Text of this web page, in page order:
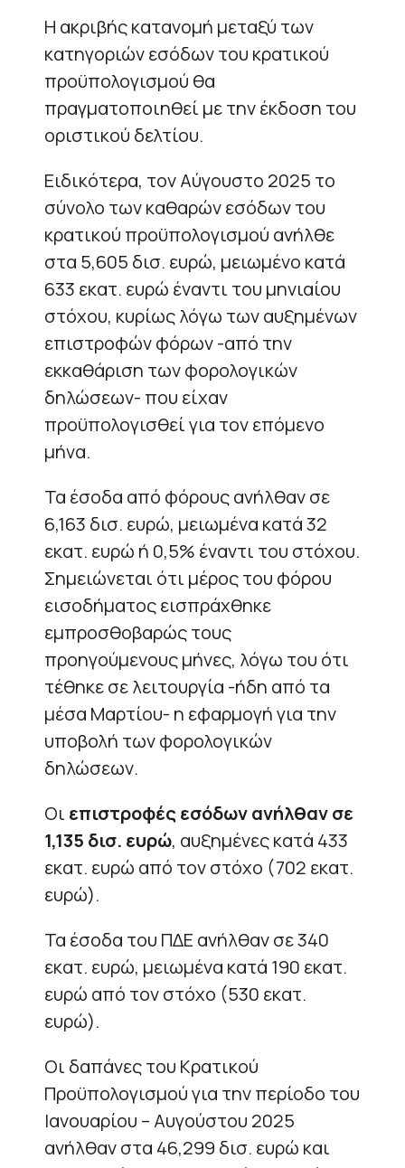
Η ακριβής κατανομή μεταξύ των
κατηγοριών εσόδων του κρατικού
προϋπολογισμού θα
πραγματοποιηθεί με την έκδοση του
οριστικού δελτίου.
Ειδικότερα, τον Αύγουστο 2025 το
σύνολο των καθαρών εσόδων του
κρατικού προϋπολογισμού ανήλθε
στα 5,605 δισ. ευρώ, μειωμένο κατά
633 εκατ. ευρώ έναντι του μηνιαίου
στόχου, κυρίως λόγω των αυξημένων
επιστροφών φόρων -από την
εκκαθάριση των φορολογικών
δηλώσεων- που είχαν
προϋπολογισθεί για τον επόμενο
μήνα.
Τα έσοδα από φόρους ανήλθαν σε
6,163 δισ. ευρώ, μειωμένα κατά 32
εκατ. ευρώ ή 0,5% έναντι του στόχου.
Σημειώνεται ότι μέρος του φόρου
εισοδήματος εισπράχθηκε
εμπροσθοβαρώς τους
προηγούμενους μήνες, λόγω του ότι
τέθηκε σε λειτουργία -ήδη από τα
μέσα Μαρτίου- η εφαρμογή για την
υποβολή των φορολογικών
δηλώσεων.
Οι επιστροφές εσόδων ανήλθαν σε
1,135 δισ. ευρώ, αυξημένες κατά 433
εκατ. ευρώ από τον στόχο (702 εκατ.
ευρώ).
Τα έσοδα του ΠΔΕ ανήλθαν σε 340
εκατ. ευρώ, μειωμένα κατά 190 εκατ.
ευρώ από τον στόχο (530 εκατ.
ευρώ).
Οι δαπάνες του Κρατικού
Προϋπολογισμού για την περίοδο του
Ιανουαρίου – Αυγούστου 2025
ανήλθαν στα 46,299 δισ. ευρώ και